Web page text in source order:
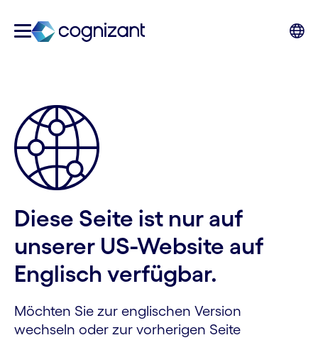
Diese Seite ist nur auf
unserer US-Website auf
Englisch verfügbar.
Möchten Sie zur englischen Version
wechseln oder zur vorherigen Seite